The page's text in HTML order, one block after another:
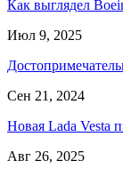
Как выглядел
Июл 9, 2025
Сен 21, 2024
Новая Lada Vesta
Авг 26, 2025